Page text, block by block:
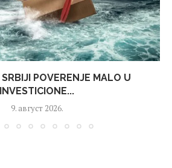
POVERENJE MALO U
INVESTICIONE...
9. август 2026.